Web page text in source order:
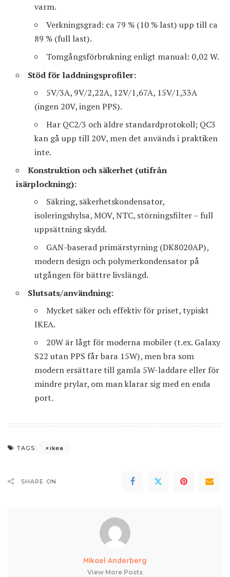
varm.
Verkningsgrad: ca 79 % (10 % last) upp till ca
89 % (full last).
Tomgångsförbrukning enligt manual: 0,02 W.
Stöd för laddningsprofiler:
5V/3A, 9V/2,22A, 12V/1,67A, 15V/1,33A
(ingen 20V, ingen PPS).
Har QC2/3 och äldre standardprotokoll; QC3
kan gå upp till 20V, men det används i praktiken
inte.
Konstruktion och säkerhet (utifrån
isärplockning):
Säkring, säkerhetskondensator,
isoleringshylsa, MOV, NTC, störningsfilter – full
uppsättning skydd.
GAN-baserad primärstyrning (DK8020AP),
modern design och polymerkondensator på
utgången för bättre livslängd.
Slutsats/användning:
Mycket säker och effektiv för priset, typiskt
IKEA.
20W är lågt för moderna mobiler (t.ex. Galaxy
S22 utan PPS får bara 15W), men bra som
modern ersättare till gamla 5W-laddare eller för
mindre prylar, om man klarar sig med en enda
port.
TAGS: ikea
SHARE ON
Mikael Anderberg
View More Posts